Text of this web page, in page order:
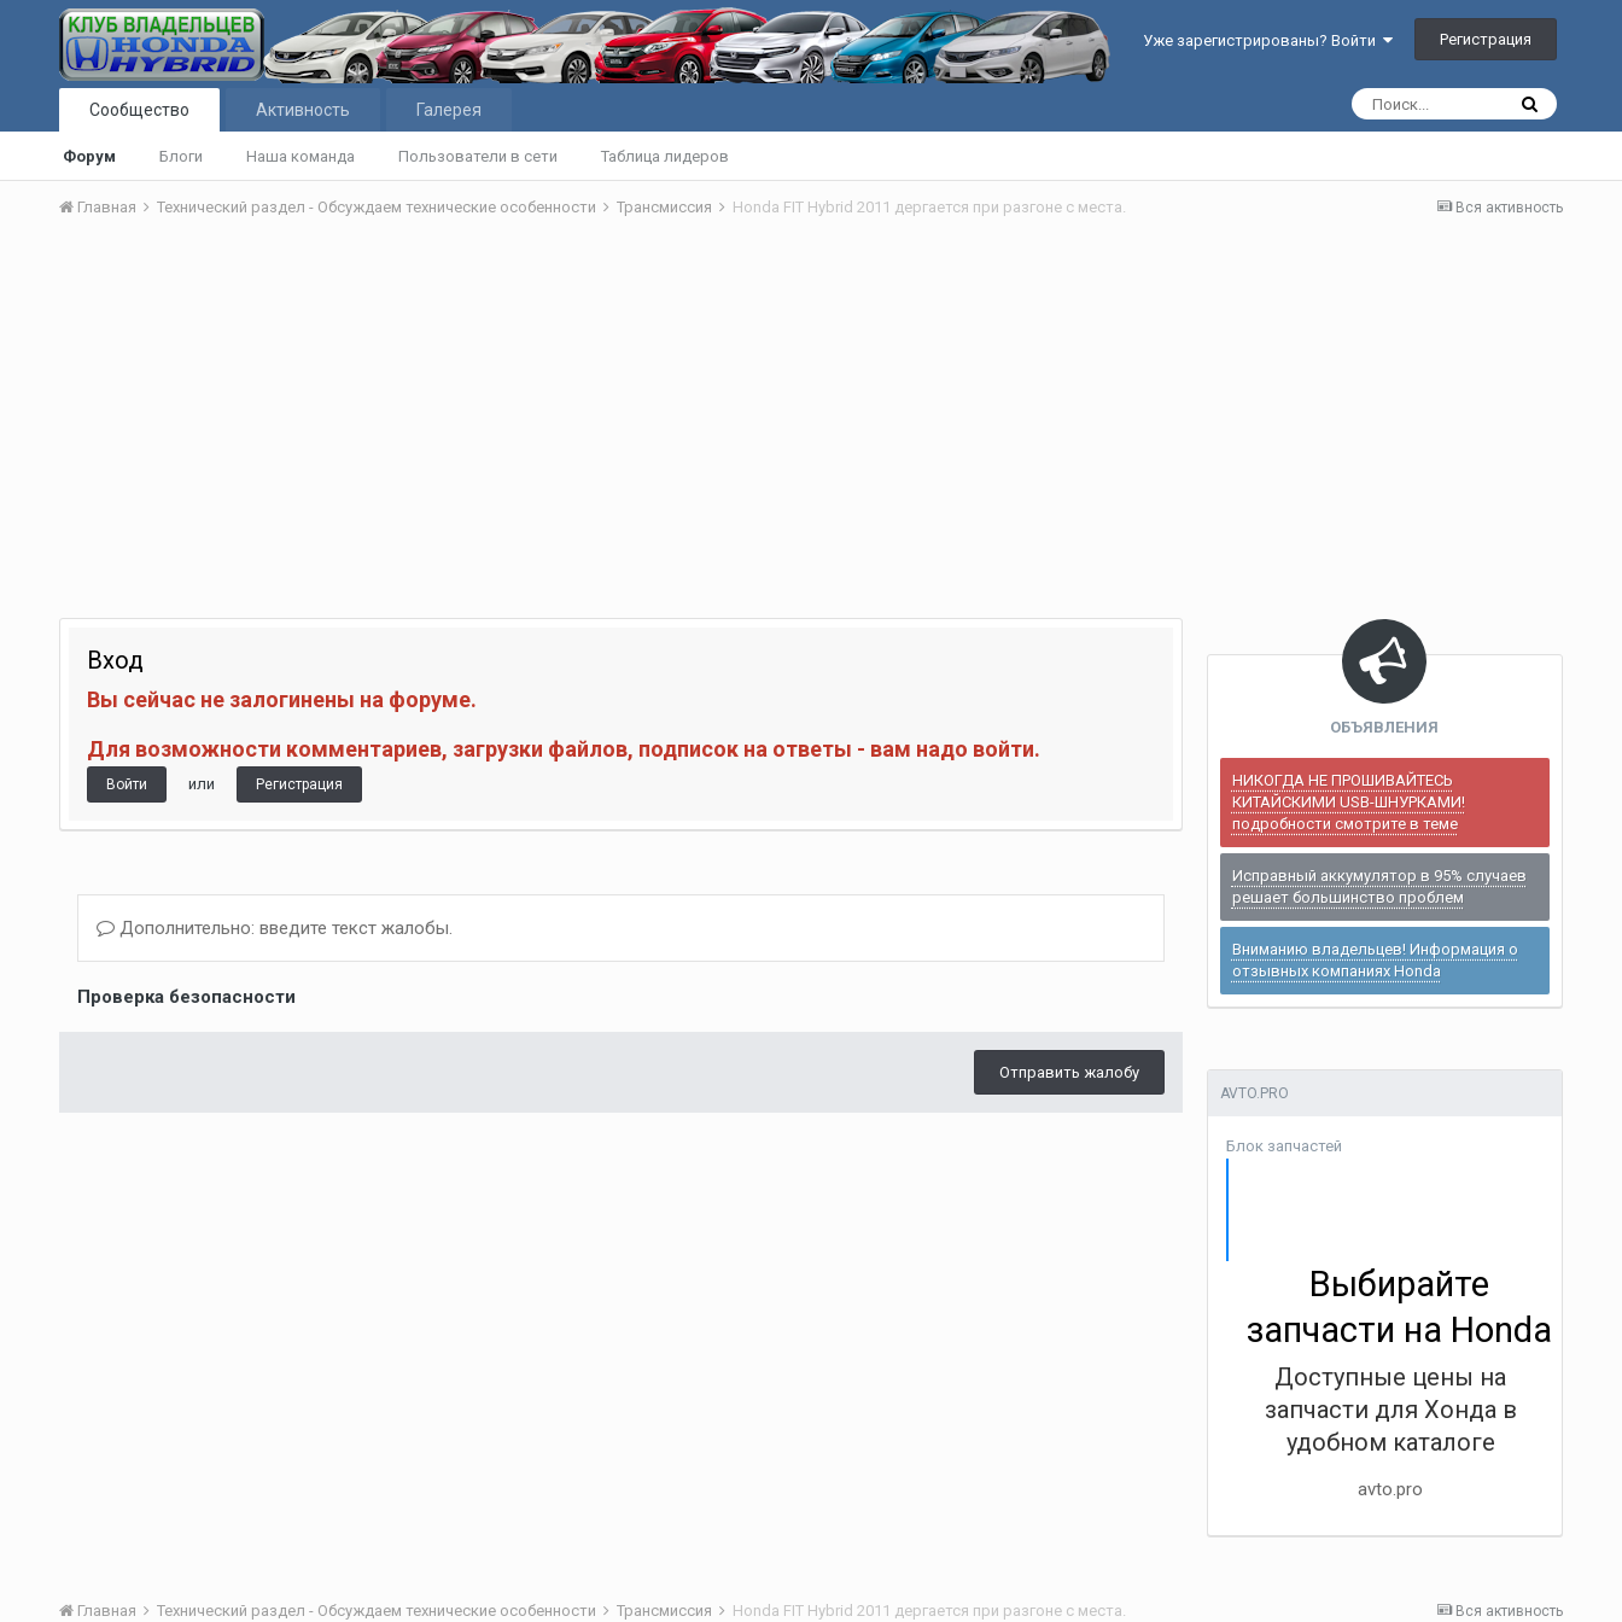
Уже зарегистрированы? Войти Регистрация
Сообщество
Форум Блоги Наша команда Пользователи в сети Таблица лидеров
Активность Галерея
Вся активность
Главная Технический раздел - Обсуждаем технические особенности Трансмиссия Honda FIT Hybrid 2011 дергается при разгоне с места.
Вход
Вы сейчас не залогинены на форуме.
Для возможности комментариев, загрузки файлов, подписок на ответы - вам надо войти.
Войти или Регистрация
Дополнительно: введите текст жалобы.
Проверка безопасности
Отправить жалобу
ОБЪЯВЛЕНИЯ
НИКОГДА НЕ ПРОШИВАЙТЕСЬ
КИТАЙСКИМИ USB-ШНУРКАМИ!
подробности смотрите в теме
Исправный аккумулятор в 95% случаев
решает большинство проблем
Вниманию владельцев! Информация о
отзывных компаниях Honda
AVTO.PRO
Блок запчастей
Выбирайте
запчасти на Honda
Доступные цены на
запчасти для Хонда в
удобном каталоге
avto.pro
Вся активность
Главная Технический раздел - Обсуждаем технические особенности Трансмиссия Honda FIT Hybrid 2011 дергается при разгоне с места.